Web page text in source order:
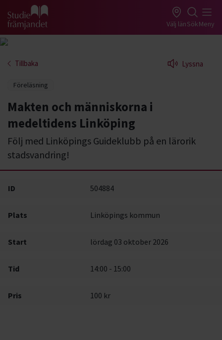
Gå till studiefrämjandets startsida Välj länSökMeny
Tillbaka Lyssna
Föreläsning
Makten och människorna i
medeltidens Linköping
Följ med Linköpings Guideklubb på en lärorik
stadsvandring!
ID 504884
Plats Linköpings kommun
Start lördag 03 oktober 2026
Tid 14:00 - 15:00
Pris 100 kr